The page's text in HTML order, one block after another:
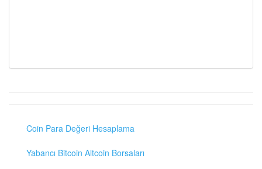
Coin Para Değeri Hesaplama
Yabancı Bitcoin Altcoin Borsaları